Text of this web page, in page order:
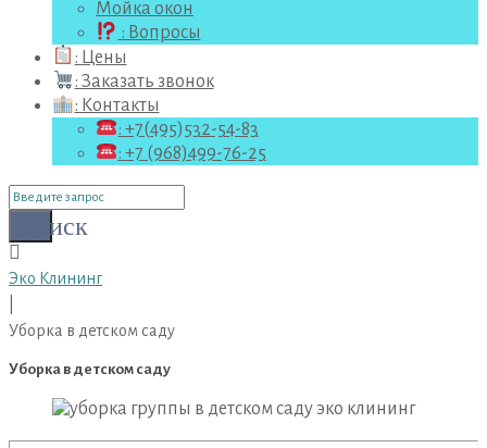
Мойка окон
: Вопросы
: Цены
: Заказать звонок
: Контакты
: +7(495)532-54-83
: +7 (968)499-76-25
Поиск
для:Поиск
Эко Клининг
Уборка в детском саду
Уборка в детском саду